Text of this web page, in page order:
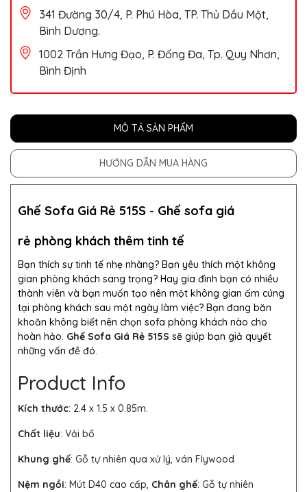
341 Đường 30/4, P. Phú Hòa, TP. Thủ Dầu Một,
Bình Dương.
1002 Trần Hưng Đạo, P. Đống Đa, Tp. Quy Nhơn,
Bình Định
MÔ TẢ SẢN PHẨM
HƯỚNG DẪN MUA HÀNG
Ghế Sofa Giá Rẻ 515S - Ghế sofa giá
rẻ phòng khách thêm tinh tế
Bạn thích sự tinh tế nhẹ nhàng? Bạn yêu thích một không
gian phòng khách sang trọng? Hay gia đình bạn có nhiều
thành viên và bạn muốn tạo nên một không gian ấm cúng
tại phòng khách sau một ngày làm việc? Bạn đang băn
khoăn không biết nên chọn sofa phòng khách nào cho
hoàn hảo. Ghế Sofa Giá Rẻ 515S sẽ giúp bạn giả quyết
những vấn đề đó.
Product Info
Kích thước: 2.4 x 1.5 x 0.85m.
Chất liệu: Vải bố
Khung ghế: Gỗ tự nhiên qua xử lý, ván Flywood
Nệm ngồi: Mút D40 cao cấp, Chân ghế: Gỗ tự nhiên